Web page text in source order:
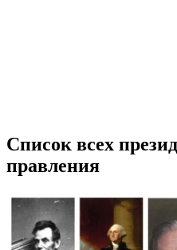
Список всех
правления